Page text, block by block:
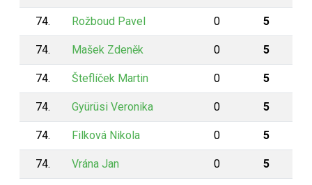
74. Rožboud Pavel 0 5
74. Mašek Zdeněk 0 5
74. Šteflíček Martin 0 5
74. Gyürüsi Veronika 0 5
74. Filková Nikola 0 5
74. Vrána Jan 0 5